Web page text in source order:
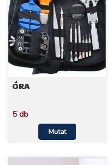
ÓRA
5 db
Mutat